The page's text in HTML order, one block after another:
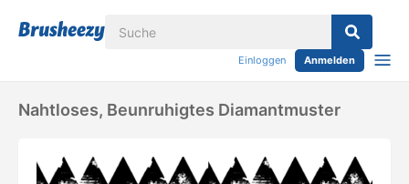
Einloggen Anmelden
Nahtloses, Beunruhigtes Diamantmuster